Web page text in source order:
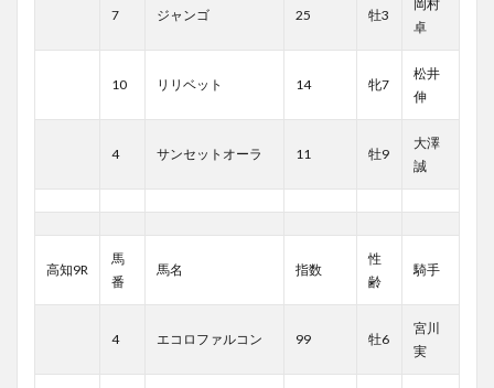
7 ジャンゴ 25 牡3
岡村
卓
10 リリベット 14 牝7
松井
伸
4 サンセットオーラ 11 牡9
大澤
誠
高知9R
馬
番
馬名 指数
性
齢
騎手
4 エコロファルコン 99 牡6
宮川
実